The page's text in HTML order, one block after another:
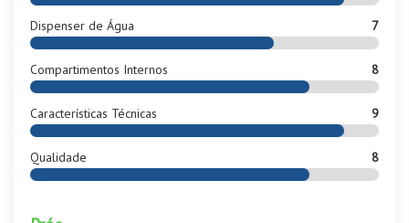
Dispenser de Água 7
Compartimentos Internos 8
Características Técnicas 9
Qualidade 8